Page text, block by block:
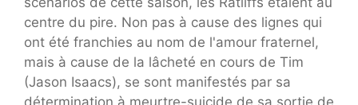
centre du pire. Non pas à cause des lignes qui
ont été franchies au nom de l'amour fraternel,
mais à cause de la lâcheté en cours de Tim
(Jason Isaacs), se sont manifestés par sa
détermination à meurtre-suicide de sa sortie de